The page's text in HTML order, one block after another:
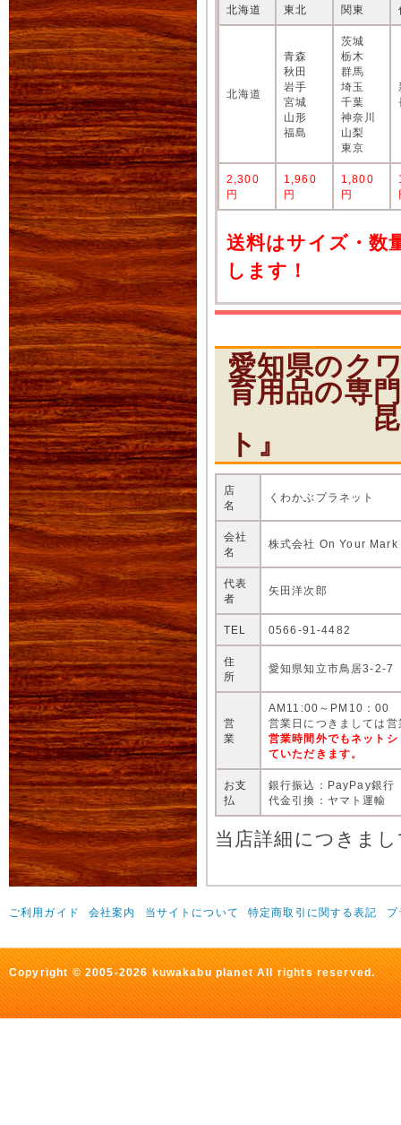
北海道 東北 関東
北海道
青森
秋田
岩手
宮城
山形
福島
茨城
栃木
群馬
埼玉
千葉
神奈川
山梨
東京
2,300
円
1,960
円
1,800
円
送料はサイズ・数
します！
愛知県のク
育用品の専
昆虫シ
ト』
店
名
くわかぶプラネット
会社
名
株式会社 On Your Mark
代表
者
矢田洋次郎
TEL 0566-91-4482
住
所
愛知県知立市鳥居3-2-7
営
業
AM11:00～PM10：00
営業日につきましては
営業時間外でもネット
ていただきます。
お支
払
銀行振込：PayPay銀行
代金引換：ヤマト運輸
当店詳細につきま
ご利用ガイド 会社案内 当サイトについて 特定商取引に関する表記 プ
Copyright © 2005-2026 kuwakabu planet All rights reserved.